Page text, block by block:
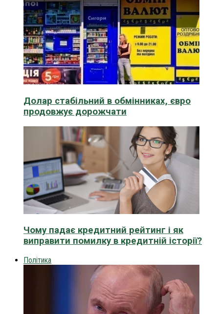
Долар стабільний в обмінниках, євро
продовжує дорожчати
Чому падає кредитний рейтинг і як
виправити помилку в кредитній історії?
Політика